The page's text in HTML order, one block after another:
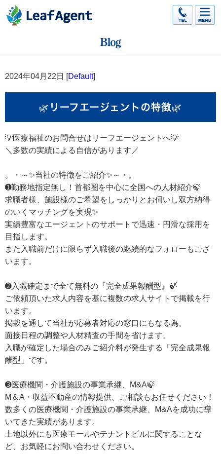
2024年04月22日 [Default]
🌿リーフエージェントの特徴🌿
💡医療福祉のお問合せはリーフエージェントへ💡
＼多数の実績による自信があります／
。・～✨当社の特徴をご紹介✨～・。
➊勤務地指定無し！首都圏を中心に全国への人材紹介🍃
求職者様、施設様のご希望をしっかりとお伺いし双方納得
のいくマッチングを実現✨
実績豊富なエージェントのサポートで迅速・円滑な採用を
目指します。
また入職前だけに限らず入職後の継続的なフォローもござ
います。
➋入職確定まで全て無料の『完全成果報酬型』🍃
ご依頼頂いた求人内容を基に複数の求人サイトで掲載を行
います。
掲載を通して当社が応募者対応の窓口にもなる為、
面接日程の調整や人材精査の手間を省けます。
入職が確定した場合のみご紹介料が発生する「完全成果報
酬型」です。
➌医療機関・介護施設の事業承継、M&A🍃
M＆A・収益不動産の情報提供、ご相談もお任せください！
数多くの医療機関・介護施設の事業承継、M&Aを成功に導
いてきた実績があります。
土地以外にも医療モールやテナントビルに関することな
ど、お気軽にお問い合わせください。